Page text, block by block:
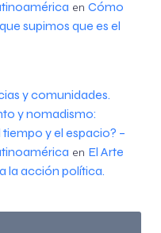
en Cómo
supimos que es el
y comunidades.
y nomadismo:
y el espacio? –
en El Arte
la acción política.